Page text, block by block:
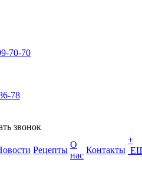
70-70
78
звонок
Рецепты
О
нас
Контакты
+